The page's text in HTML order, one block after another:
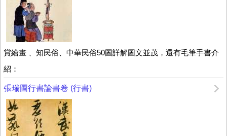
賞繪畫 、知民俗、中華民俗50圖詳解圖文並茂，還有毛筆手書介
紹：
張瑞圖行書論書卷 (行書)